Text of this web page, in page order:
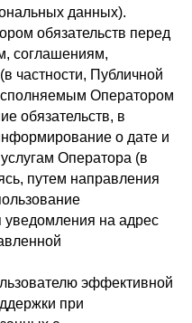
данных).
обязательств перед
соглашениям,
частности, Публичной
Оператором
обязательств, в
о дате и
Оператора (в
путем направления
на адрес
эффективной
при